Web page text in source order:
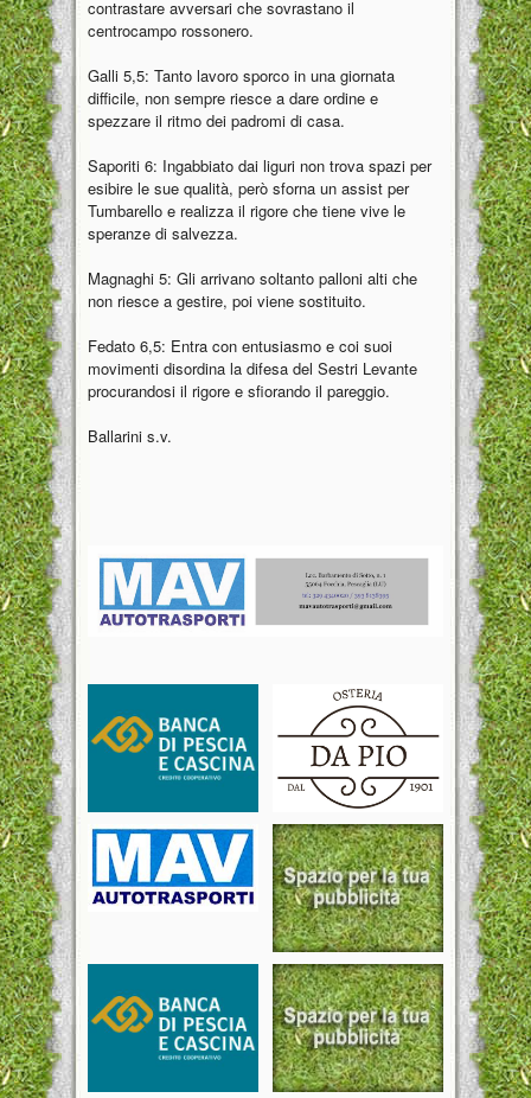
contrastare avversari che sovrastano il
centrocampo rossonero.
Galli 5,5: Tanto lavoro sporco in una giornata
difficile, non sempre riesce a dare ordine e
spezzare il ritmo dei padromi di casa.
Saporiti 6: Ingabbiato dai liguri non trova spazi per
esibire le sue qualità, però sforna un assist per
Tumbarello e realizza il rigore che tiene vive le
speranze di salvezza.
Magnaghi 5: Gli arrivano soltanto palloni alti che
non riesce a gestire, poi viene sostituito.
Fedato 6,5: Entra con entusiasmo e coi suoi
movimenti disordina la difesa del Sestri Levante
procurandosi il rigore e sfiorando il pareggio.
Ballarini s.v.